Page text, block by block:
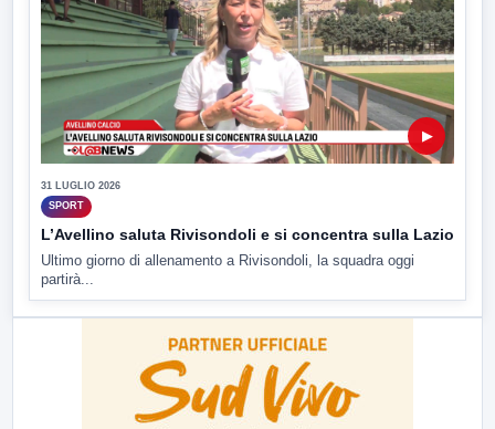
▶
31 LUGLIO 2026
SPORT
L’Avellino saluta Rivisondoli e si concentra sulla Lazio
Ultimo giorno di allenamento a Rivisondoli, la squadra oggi
partirà...